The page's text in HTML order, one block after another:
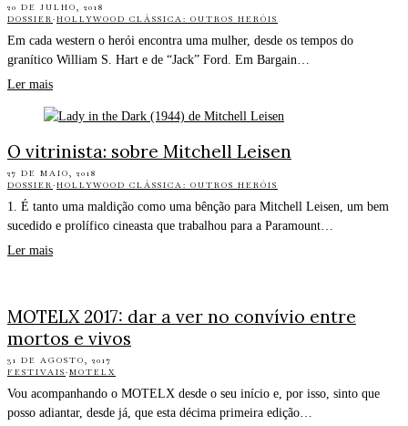
20 DE JULHO, 2018
DOSSIER·HOLLYWOOD CLÁSSICA: OUTROS HERÓIS
Em cada western o herói encontra uma mulher, desde os tempos do
granítico William S. Hart e de “Jack” Ford. Em Bargain…
Ler mais
O vitrinista: sobre Mitchell Leisen
27 DE MAIO, 2018
DOSSIER·HOLLYWOOD CLÁSSICA: OUTROS HERÓIS
1. É tanto uma maldição como uma bênção para Mitchell Leisen, um bem
sucedido e prolífico cineasta que trabalhou para a Paramount…
Ler mais
MOTELX 2017: dar a ver no convívio entre
mortos e vivos
31 DE AGOSTO, 2017
FESTIVAIS·MOTELX
Vou acompanhando o MOTELX desde o seu início e, por isso, sinto que
posso adiantar, desde já, que esta décima primeira edição…